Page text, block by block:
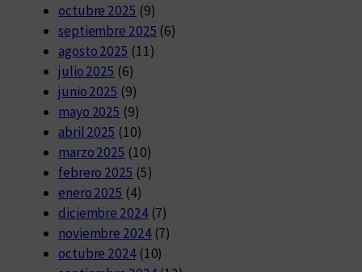
octubre 2025 (9)
septiembre 2025 (6)
agosto 2025 (11)
julio 2025 (6)
junio 2025 (9)
mayo 2025 (9)
abril 2025 (10)
marzo 2025 (10)
febrero 2025 (5)
enero 2025 (4)
diciembre 2024(7)
noviembre 2024(7)
octubre 2024(10)